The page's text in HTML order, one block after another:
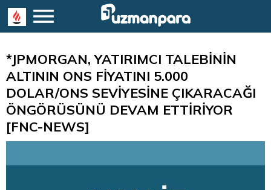
*JPMORGAN, YATIRIMCI TALEBİNİN
ALTININ ONS FİYATINI 5.000
DOLAR/ONS SEVİYESİNE ÇIKARACAĞI
ÖNGÖRÜSÜNÜ DEVAM ETTİRİYOR
[FNC-NEWS]